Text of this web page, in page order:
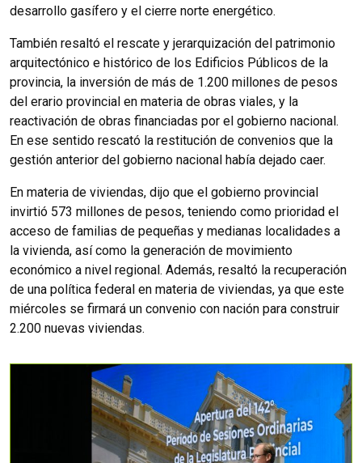
desarrollo gasífero y el cierre norte energético.
También resaltó el rescate y jerarquización del patrimonio
arquitectónico e histórico de los Edificios Públicos de la
provincia, la inversión de más de 1.200 millones de pesos
del erario provincial en materia de obras viales, y la
reactivación de obras financiadas por el gobierno nacional.
En ese sentido rescató la restitución de convenios que la
gestión anterior del gobierno nacional había dejado caer.
En materia de viviendas, dijo que el gobierno provincial
invirtió 573 millones de pesos, teniendo como prioridad el
acceso de familias de pequeñas y medianas localidades a
la vivienda, así como la generación de movimiento
económico a nivel regional. Además, resaltó la recuperación
de una política federal en materia de viviendas, ya que este
miércoles se firmará un convenio con nación para construir
2.200 nuevas viviendas.